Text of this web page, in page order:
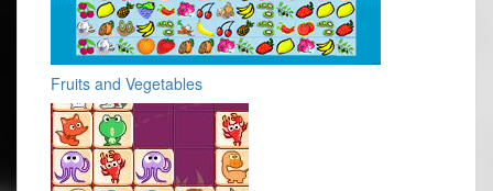
Fruits and Vegetables